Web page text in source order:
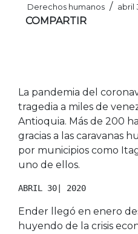
Derechos humanos / abril
COMPARTIR
La pandemia del
tragedia a miles de
Antioquia. Más de 200
gracias a las caravanas
por municipios como
uno de ellos.
ABRIL 30| 2020
Ender llegó en enero
huyendo de la crisis